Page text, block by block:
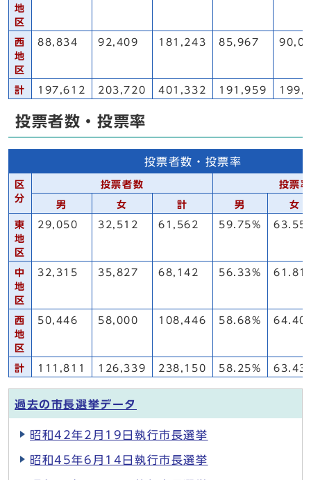
地
区
西
地
区
88,834 92,409 181,243 85,967
計 197,612 203,720 401,332 191,959
投票者数・投票率
投票者数・投票率
区
分
投票者数 投票率
男 女 計 男 女
東
地
区
29,050 32,512 61,562 59.75%
中
地
区
32,315 35,827 68,142 56.33%
西
地
区
50,446 58,000 108,446 58.68%
計 111,811 126,339 238,150 58.25%
過去の市長選挙データ
昭和42年2月19日執行市長選挙
昭和45年6月14日執行市長選挙